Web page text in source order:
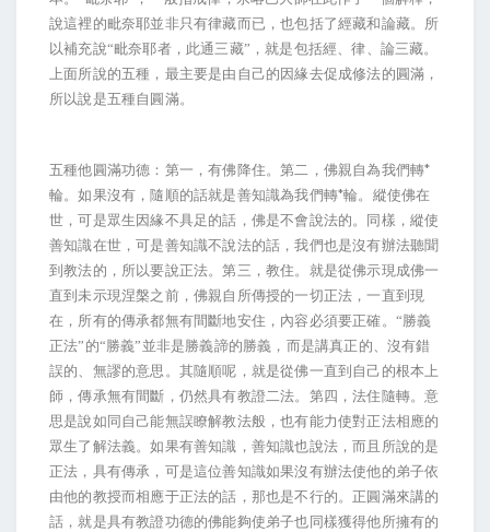
說這裡的毗奈耶並非只有律藏而已，也包括了經藏和論藏。所
以補充說“毗奈耶者，此通三藏”，就是包括經、律、論三藏。
上面所說的五種，最主要是由自己的因緣去促成修法的圓滿，
所以說是五種自圓滿。
五種他圓滿功德：第一，有佛降住。第二，佛親自為我們轉*
輪。如果沒有，隨順的話就是善知識為我們轉*輪。縱使佛在
世，可是眾生因緣不具足的話，佛是不會說法的。同樣，縱使
善知識在世，可是善知識不說法的話，我們也是沒有辦法聽聞
到教法的，所以要說正法。第三，教住。就是從佛示現成佛一
直到未示現涅槃之前，佛親自所傳授的一切正法，一直到現
在，所有的傳承都無有間斷地安住，內容必須要正確。“勝義
正法”的“勝義”並非是勝義諦的勝義，而是講真正的、沒有錯
誤的、無謬的意思。其隨順呢，就是從佛一直到自己的根本上
師，傳承無有間斷，仍然具有教證二法。第四，法住隨轉。意
思是說如同自己能無誤瞭解教法般，也有能力使對正法相應的
眾生了解法義。如果有善知識，善知識也說法，而且所說的是
正法，具有傳承，可是這位善知識如果沒有辦法使他的弟子依
由他的教授而相應于正法的話，那也是不行的。正圓滿來講的
話，就是具有教證功德的佛能夠使弟子也同樣獲得他所擁有的